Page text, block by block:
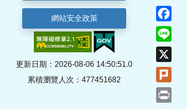
網站安全政策
更新日期：2026-08-06 14:50:51.0
累積瀏覽人次：477451682